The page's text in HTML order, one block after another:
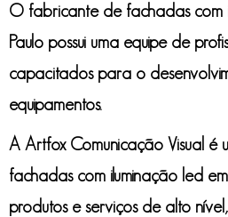
O fabricante de fachadas com
Paulo possui uma equipe de
capacitados para o
equipamentos.
A Artfox Comunicação Visual é
fachadas com iluminação led
produtos e serviços de alto